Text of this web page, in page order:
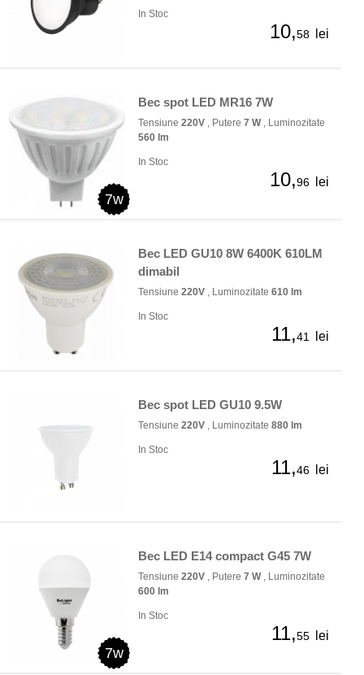
In Stoc
10,58 lei
7w
Bec spot LED MR16 7W
Tensiune 220V , Putere 7 W, Luminozitate
560 lm
In Stoc
10,96 lei
Bec LED GU10 8W 6400K 610LM
dimabil
Tensiune 220V , Luminozitate 610 lm
In Stoc
11,41 lei
Bec spot LED GU10 9.5W
Tensiune 220V , Luminozitate 880 lm
In Stoc
11,46 lei
7w
Bec LED E14 compact G45 7W
Tensiune 220V , Putere 7 W, Luminozitate
600 lm
In Stoc
11,55 lei